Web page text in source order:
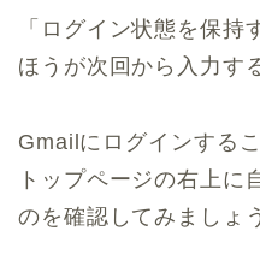
「ログイン状態を保持
ほうが次回から入力す
Gmailにログインする
トップページの右上に
のを確認してみましょ